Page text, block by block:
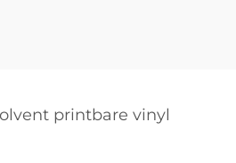
printbare vinyl